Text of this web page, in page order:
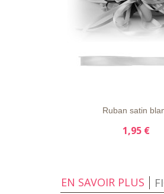
Ruban satin
1,95 €
EN SAVOIR PLUS